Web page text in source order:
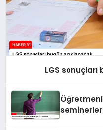
LGS